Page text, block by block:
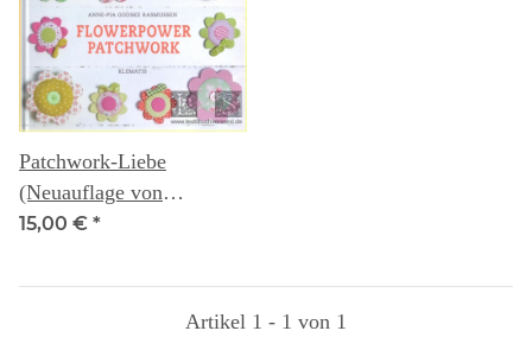
Patchwork-Liebe
(Neuauflage von
Flowerpower Patchwork)
Rasmussen
15,00 € *
Artikel 1 - 1 von 1